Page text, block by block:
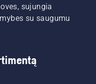
sujungia
su saugumu